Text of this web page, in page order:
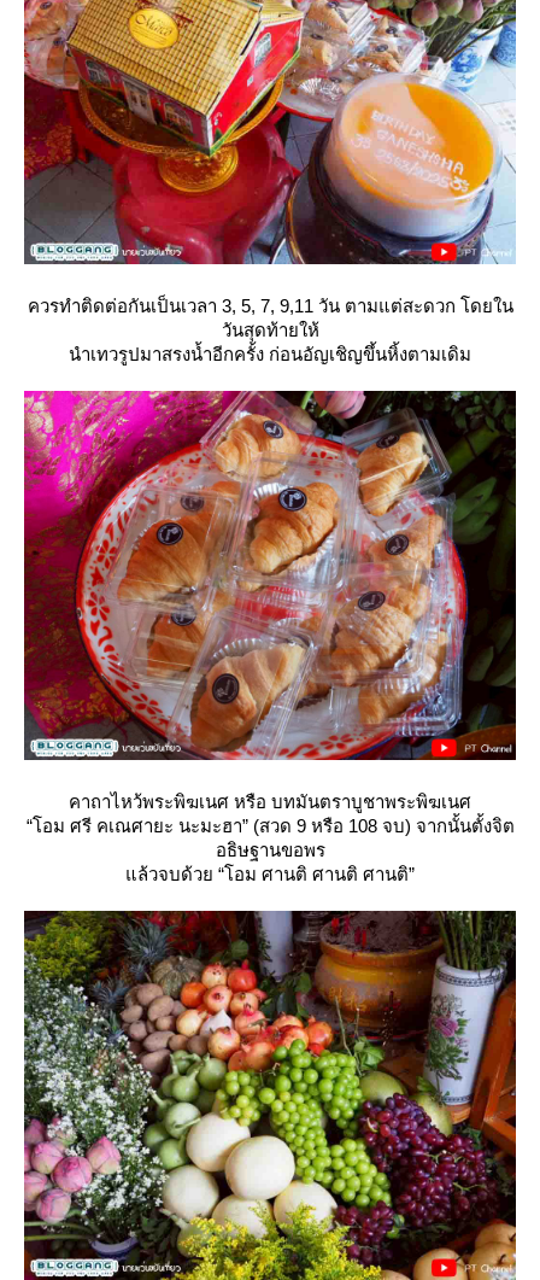
ควรทำติดต่อกันเป็นเวลา 3, 5, 7, 9,11 วัน ตามแต่สะดวก โดยใน
วันสุดท้ายให้
นำเทวรูปมาสรงน้ำอีกครั้ง ก่อนอัญเชิญขึ้นหิ้งตามเดิม
คาถาไหว้พระพิฆเนศ หรือ บทมันตราบูชาพระพิฆเนศ
“โอม ศรี คเณศายะ นะมะฮา” (สวด 9 หรือ 108 จบ) จากนั้นตั้งจิต
อธิษฐานขอพร
ล้วจบด้วย “โอม ศานติ ศานติ ศานติ”